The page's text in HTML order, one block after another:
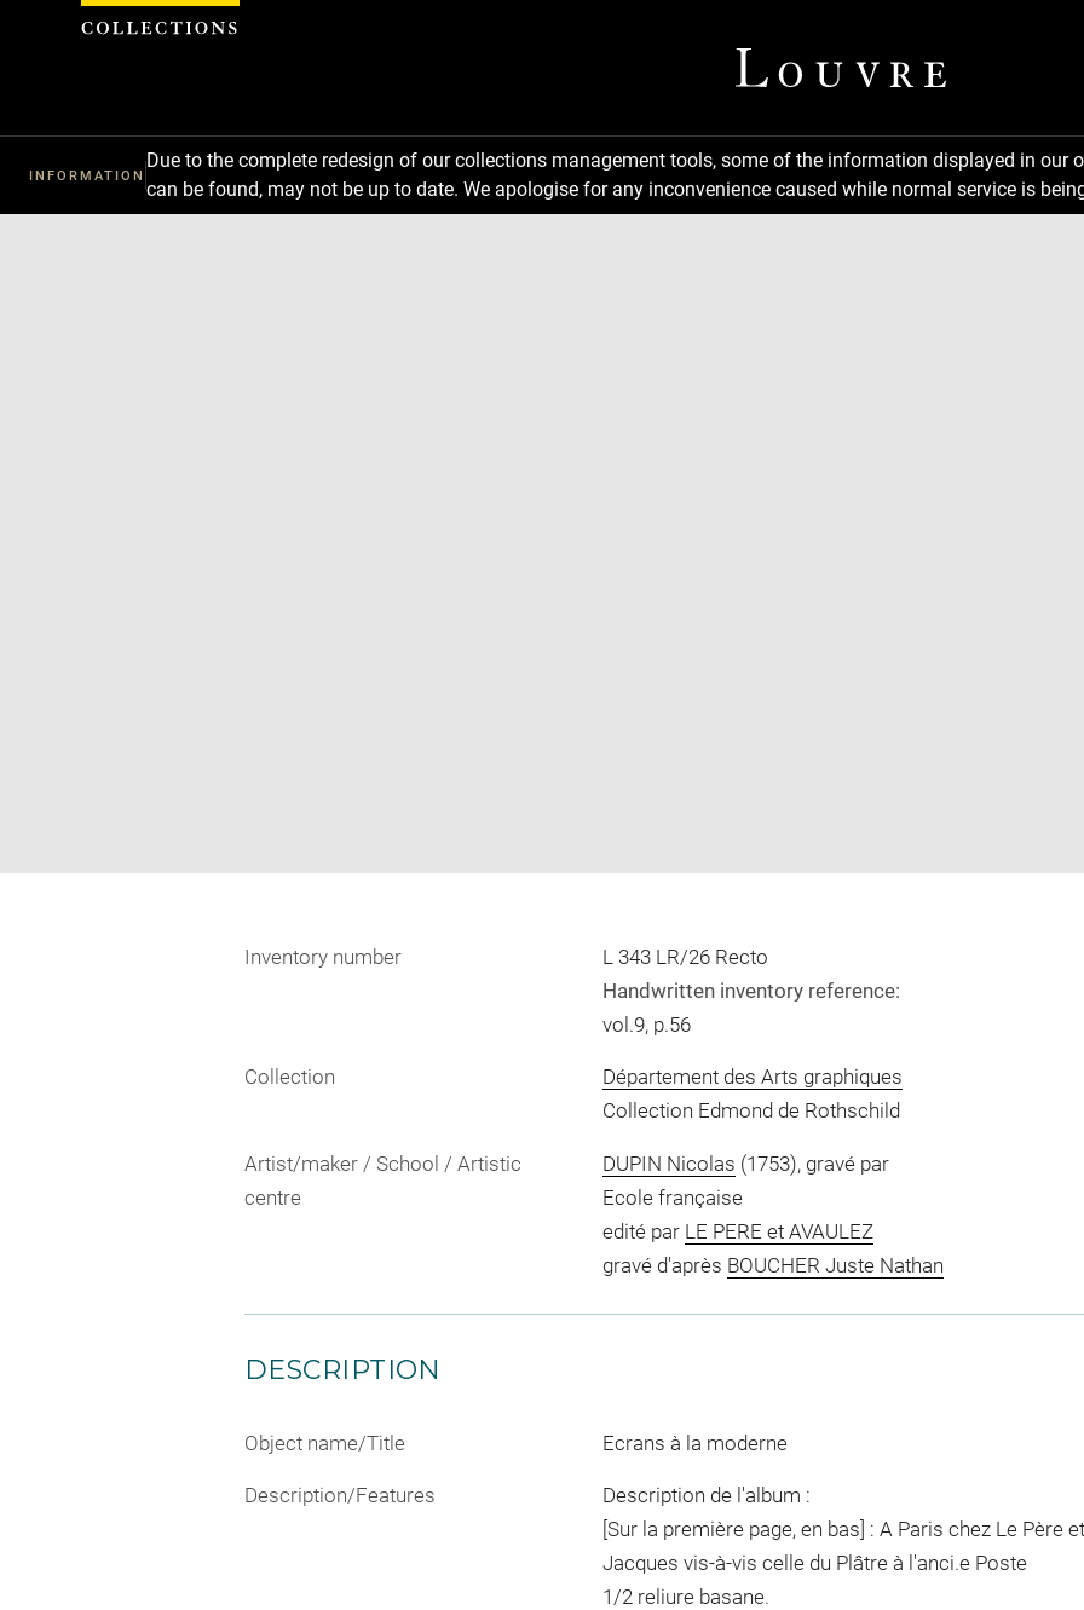
INFORMATION
Due to the complete redesign of our collections management tools, some of the information displayed in
can be found, may not be up to date. We apologise for any inconvenience caused while normal service is
in
Inventory number
L 343 LR/26 Recto
Handwritten inventory reference:
vol.9, p.56
Collection
Département des Arts graphiques
Collection Edmond de Rothschild
Artist/maker / School / Artistic
centre
DUPIN Nicolas (1753), gravé par
Ecole française
edité par LE PERE et AVAULEZ
gravé d'après BOUCHER Juste Nathan
DESCRIPTION
Object name/Title Ecrans à la moderne
Description/Features
Description de l'album :
[Sur la première page, en bas] : A Paris chez Le Père
Jacques vis-à-vis celle du Plâtre à l'anci.e Poste
1/2 reliure basane.
Cookies management panel